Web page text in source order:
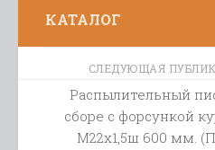
КАТАЛОГ
СЛЕДУЮЩАЯ
Распылительный
сборе с форсункой
М22х1,5ш 600 мм.